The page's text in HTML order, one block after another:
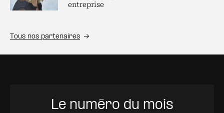
entreprise
Tous nos partenaires
Le numéro du mois